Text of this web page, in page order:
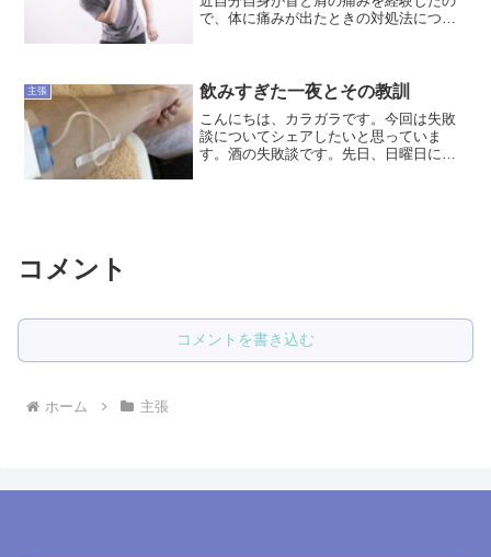
で、体に痛みが出たときの対処法につい
もなことが言えるかと思い...
主張 飲みすぎた一夜とその教訓
こんにちは、カラガラです。今回は失敗
談についてシェアしたいと思っていま
す。酒の失敗談です。先日、日曜日に静
コメント
コメントを書き込む
ホーム 主張